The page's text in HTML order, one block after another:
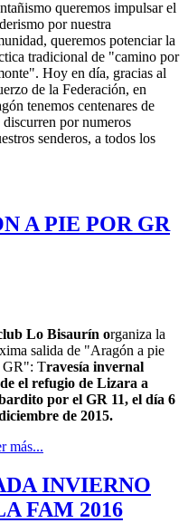
queremos impulsar el
por nuestra
queremos potenciar la
tradicional de "camino por
Hoy en día, gracias al
de la Federación, en
tenemos centenares de
por numeros
senderos, a todos los
A PIE POR GR
Lo Bisaurín organiza la
salida de "Aragón a pie
GR": Travesía invernal
el refugio de Lizara a
por el GR 11, el día 6
de 2015.
más...
INVIERNO
FAM 2016